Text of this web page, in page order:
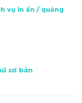
vụ in ấn / quảng
cơ bản